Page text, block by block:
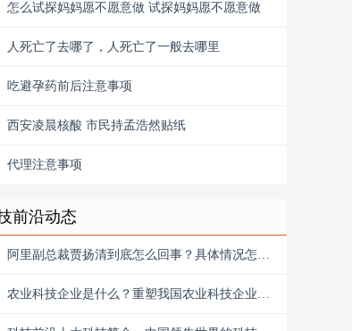
怎么试探妈妈愿不愿意做 试探妈妈愿不愿意做
人死亡了去哪了，人死亡了一般去哪里
吃避孕药前后注意事项
西安凌晨核酸 市民持孟浩然贴纸
代理注意事项
前沿动态
阿里副总裁贾扬清到底怎么回事？具体情况怎么
农业科技企业是什么？重塑我国农业科技企业版